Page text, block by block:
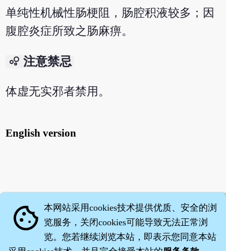
单纯性机械性肠梗阻，肠腔积液较多；因
腹腔炎症所致之肠麻痹。
bubble_chart 注意禁忌
体虚无实邪者禁用。
English version
cookie 本网站采用cookies技术提供优质、安全的浏
览服务，关闭cookies可能导致无法正常浏
览。您若继续浏览本站，即表示您同意本站